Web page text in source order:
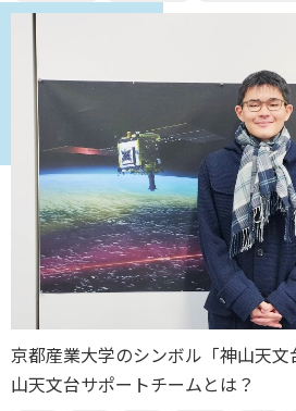
京都産業大学のシンボル「神山天
山天文台サポートチームとは？